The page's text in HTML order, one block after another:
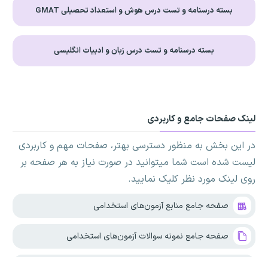
بسته درسنامه و تست درس هوش و استعداد تحصیلی GMAT
بسته درسنامه و تست درس زبان و ادبیات انگلیسی
لینک صفحات جامع و کاربردی
در این بخش به منظور دسترسی بهتر، صفحات مهم و کاربردی
لیست شده است شما میتوانید در صورت نیاز به هر صفحه بر
روی لینک مورد نظر کلیک نمایید.
صفحه جامع منابع آزمون‌های استخدامی
صفحه جامع نمونه سوالات آزمون‌های استخدامی